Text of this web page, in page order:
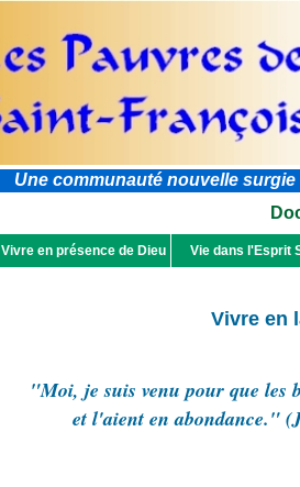
Une communauté nouvelle
Vivre en présence de Dieu Vie dans l'Esprit
Vivre en
"Moi, je suis venu pour que les
et l'aient en abondance."